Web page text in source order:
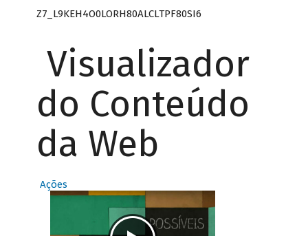
Z7_L9KEH4O0LORH80ALCLTPF80SI6
Visualizador
do Conteúdo
da Web
Ações